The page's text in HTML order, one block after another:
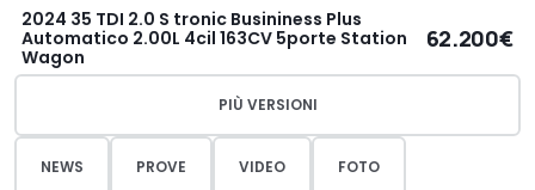
2024 35 TDI 2.0 S tronic Busininess Plus
Automatico 2.00L 4cil 163CV 5porte Station
Wagon
62.200€
PIÙ VERSIONI
NEWS PROVE VIDEO FOTO